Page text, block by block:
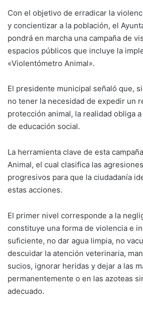
Con el objetivo de erradicar la
y concientizar a la población, el
pondrá en marcha una campaña de
espacios públicos que incluye la
«Violentómetro Animal».
El presidente municipal señaló que,
no tener la necesidad de expedir un
protección animal, la realidad obliga
de educación social.
La herramienta clave de esta
Animal, el cual clasifica las
progresivos para que la ciudadanía
estas acciones.
El primer nivel corresponde a la
constituye una forma de violencia e
suficiente, no dar agua limpia, no
descuidar la atención veterinaria,
sucios, ignorar heridas y dejar a las
permanentemente o en las azoteas
adecuado.